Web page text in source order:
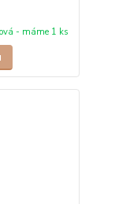
- máme 1 ks